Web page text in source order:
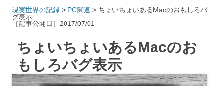
ツ
プ
現実世界の記録 > PC関連 > ちょいちょいあるMacのおもしろバ
グ表示
［記事公開日］2017/07/01
ちょいちょいあるMacのお
もしろバグ表示